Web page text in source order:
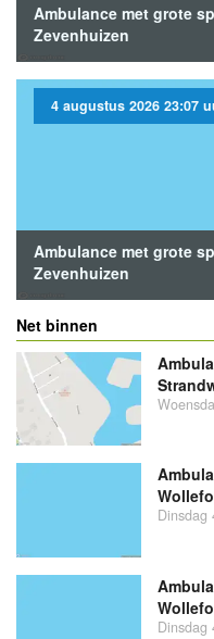
Ambulance met grote
Zevenhuizen
4 augustus 2026 23:07
Ambulance met grote
Zevenhuizen
Net binnen
Dinsdag
Dinsdag